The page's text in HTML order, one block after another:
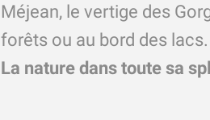
Méjean, le vertige des
forêts ou au bord des lacs.
La nature dans toute sa